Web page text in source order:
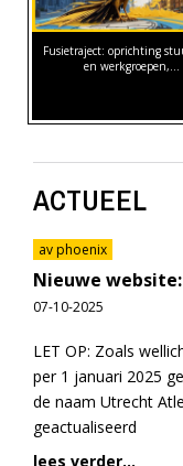
Fusietraject: oprichting
en werkgroepen,…
ACTUEEL
av phoenix
Nieuwe
07-10-2025
LET OP: Zoals
per 1 januari 2025
de naam Utrecht
geactualiseerd
lees verder...